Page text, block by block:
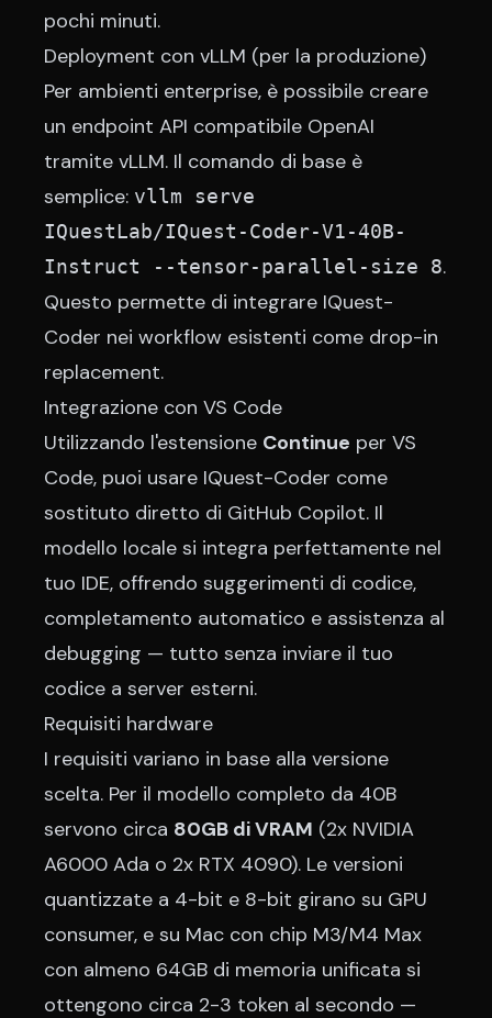
pochi minuti.
Deployment con vLLM (per la produzione)
Per ambienti enterprise, è possibile creare
un endpoint API compatibile OpenAI
tramite vLLM. Il comando di base è
semplice: vllm serve
IQuestLab/IQuest-Coder-V1-40B-
Instruct --tensor-parallel-size 8.
Questo permette di integrare IQuest-
Coder nei workflow esistenti come drop-in
replacement.
Integrazione con VS Code
Utilizzando l'estensione Continue per VS
Code, puoi usare IQuest-Coder come
sostituto diretto di GitHub Copilot. Il
modello locale si integra perfettamente nel
tuo IDE, offrendo suggerimenti di codice,
completamento automatico e assistenza al
debugging — tutto senza inviare il tuo
codice a server esterni.
Requisiti hardware
I requisiti variano in base alla versione
scelta. Per il modello completo da 40B
servono circa 80GB di VRAM (2x NVIDIA
A6000 Ada o 2x RTX 4090). Le versioni
quantizzate a 4-bit e 8-bit girano su GPU
consumer, e su Mac con chip M3/M4 Max
con almeno 64GB di memoria unificata si
ottengono circa 2-3 token al secondo —